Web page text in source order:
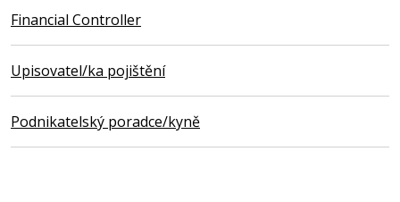
Financial Controller
Upisovatel/ka pojištění
Podnikatelský poradce/kyně